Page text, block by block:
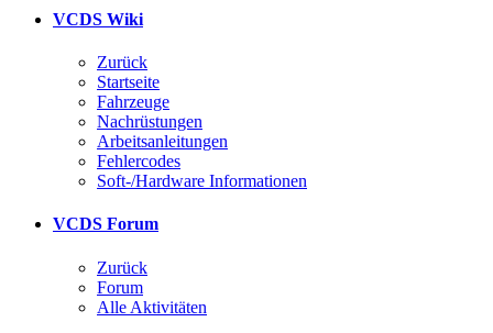
VCDS Wiki
Zurück
Startseite
Fahrzeuge
Nachrüstungen
Arbeitsanleitungen
Fehlercodes
Soft-/Hardware Informationen
VCDS Forum
Zurück
Forum
Alle Aktivitäten